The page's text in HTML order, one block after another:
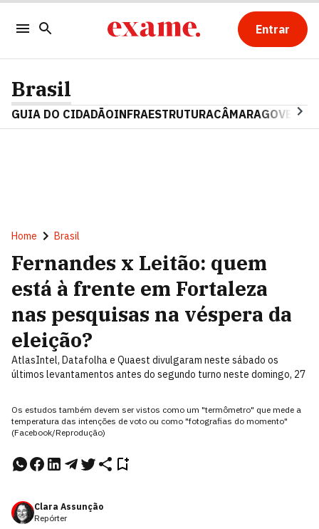
Entrar
Brasil
GUIA DO CIDADÃOINFRAESTRUTURACÂMARAGOVERNO
Home Brasil
Fernandes x Leitão: quem
está à frente em Fortaleza
nas pesquisas na véspera da
eleição?
AtlasIntel, Datafolha e Quaest divulgaram neste sábado os
últimos levantamentos antes do segundo turno neste domingo, 27
Os estudos também devem ser vistos como um "termômetro" que mede a
temperatura das intenções de voto ou como "fotografias do momento"
(Facebook/Reprodução)
Clara Assunção
Repórter